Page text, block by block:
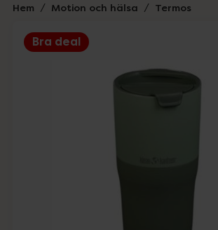
Hem Motion och hälsa Termos
Bra deal
Lista: . Innehåller 1 objekt.